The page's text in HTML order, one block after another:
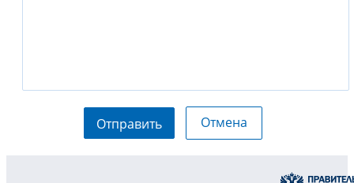
Отправить Отмена